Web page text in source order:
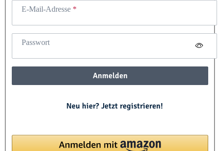
E-Mail-Adresse
Passwort
Anmelden
Neu hier? Jetzt registrieren!